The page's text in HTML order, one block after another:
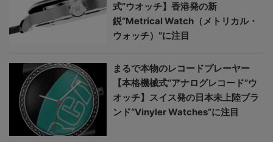
式”ウオッチ】香港発の新
鋭“Metrical Watch（メトリカル・
ウォッチ）”に注目
まるで本物のレコードプレーヤー
【本格機械式“アナログレコード”ウ
オッチ】スイス発の日本未上陸ブラ
ンド“Vinyler Watches”に注目